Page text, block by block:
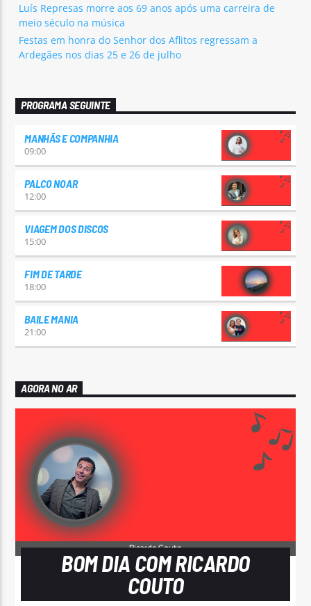
Luís Represas morre aos 69 anos após uma carreira de
meio século na música
Festas em honra do Senhor dos Aflitos regressam a
Ardegães nos dias 25 e 26 de julho
PROGRAMA SEGUINTE
MANHÃS E COMPANHIA
09:00
PALCO NOAR
12:00
VIAGEM DOS DISCOS
15:00
FIM DE TARDE
18:00
BAILE MANIA
21:00
AGORA NO AR
BOM DIA COM RICARDO
COUTO